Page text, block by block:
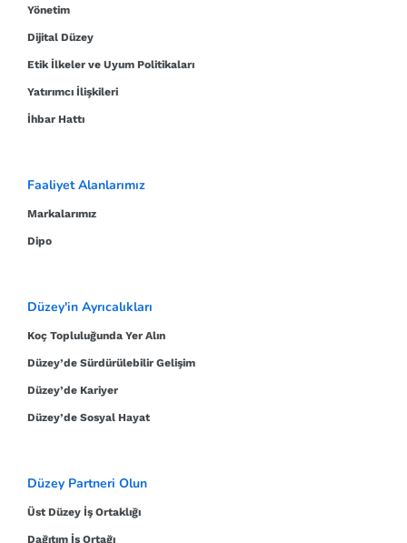
Yönetim
Dijital Düzey
Etik İlkeler ve Uyum Politikaları
Yatırımcı İlişkileri
İhbar Hattı
Faaliyet Alanlarımız
Markalarımız
Dipo
Düzey'in Ayrıcalıkları
Koç Topluluğunda Yer Alın
Düzey’de Sürdürülebilir Gelişim
Düzey’de Kariyer
Düzey’de Sosyal Hayat
Düzey Partneri Olun
Üst Düzey İş Ortaklığı
Dağıtım İş Ortağı